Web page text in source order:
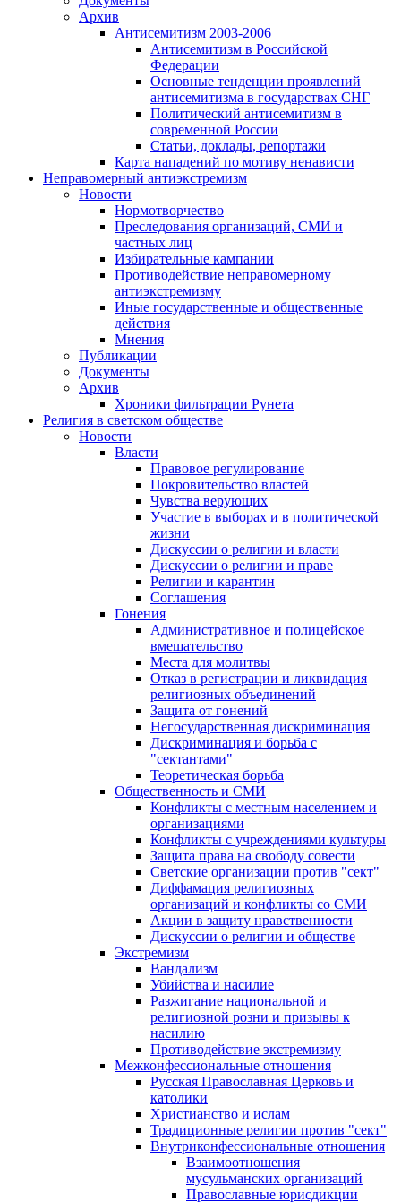
Архив
Антисемитизм 2003-2006
Антисемитизм в Российской
Федерации
Основные тенденции проявлений
антисемитизма в государствах СНГ
Политический антисемитизм в
современной России
Статьи, доклады, репортажи
Карта нападений по мотиву ненависти
Неправомерный антиэкстремизм
Новости
Нормотворчество
Преследования организаций, СМИ и
частных лиц
Избирательные кампании
Противодействие неправомерному
антиэкстремизму
Иные государственные и общественные
действия
Мнения
Публикации
Документы
Архив
Хроники фильтрации Рунета
Религия в светском обществе
Новости
Власти
Правовое регулирование
Покровительство властей
Чувства верующих
Участие в выборах и в политической
жизни
Дискуссии о религии и власти
Дискуссии о религии и праве
Религии и карантин
Соглашения
Гонения
Административное и полицейское
вмешательство
Места для молитвы
Отказ в регистрации и ликвидация
религиозных объединений
Защита от гонений
Негосударственная дискриминация
Дискриминация и борьба с
"сектантами"
Теоретическая борьба
Общественность и СМИ
Конфликты с местным населением и
организациями
Конфликты с учреждениями культуры
Защита права на свободу совести
Светские организации против "сект"
Диффамация религиозных
организаций и конфликты со СМИ
Акции в защиту нравственности
Дискуссии о религии и обществе
Экстремизм
Вандализм
Убийства и насилие
Разжигание национальной и
религиозной розни и призывы к
насилию
Противодействие экстремизму
Межконфессиональные отношения
Русская Православная Церковь и
католики
Христианство и ислам
Традиционные религии против "сект"
Внутриконфессиональные отношения
Взаимоотношения
мусульманских организаций
Православные юрисдикции